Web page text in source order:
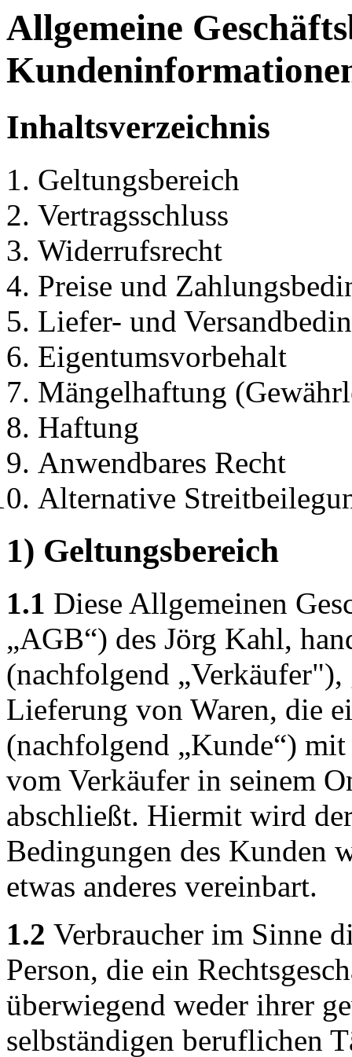
Allgemeine
Inhaltsverzeichnis
Geltungsbereich
Vertragsschluss
Widerrufsrecht
Preise und
Liefer- und
Eigentumsvorbehalt
Mängelhaftung
Haftung
Anwendbares Recht
Alternative
1) Geltungsbereich
1.1 Diese Allgemeinen
„AGB“) des Jörg Kahl,
(nachfolgend
Lieferung von Waren, die
(nachfolgend „Kunde“)
vom Verkäufer in seinem
abschließt. Hiermit wird
Bedingungen des Kunden
etwas anderes vereinbart.
1.2 Verbraucher im Sinne
Person, die ein
überwiegend weder ihrer
selbständigen beruflichen